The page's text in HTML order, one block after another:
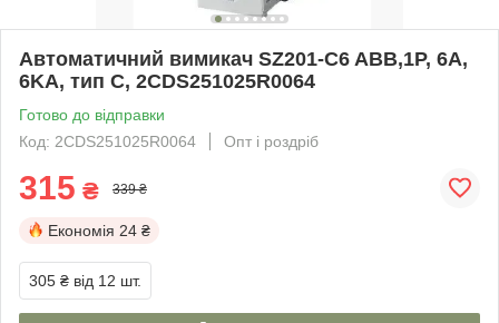
Автоматичний вимикач SZ201-C6 ABB,1P, 6А,
6KA, тип C, 2CDS251025R0064
Готово до відправки
Код: 2CDS251025R0064
Опт і роздріб
315 ₴ 339 ₴
Економія 24 ₴
305 ₴ від 12 шт.